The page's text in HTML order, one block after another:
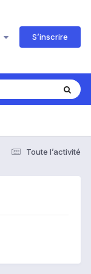
S’inscrire
Toute l’activité